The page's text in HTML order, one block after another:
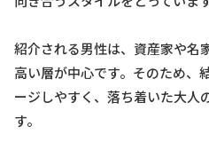
紹介される男性は、資産家や名
高い層が中心です。そのため、
ージしやすく、落ち着いた大人
す。